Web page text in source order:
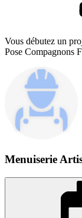
Vous débutez un
Pose Compagnons
Menuiserie